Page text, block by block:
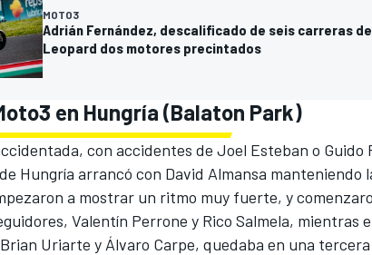
MOTO3
Adrián Fernández, descalificado de seis carreras
Leopard dos motores precintados
en Hungría (Balaton Park)
con accidentes de Joel Esteban o Guido
Hungría arrancó con David Almansa manteniendo
a mostrar un ritmo muy fuerte, y
Valentín Perrone y Rico Salmela, mientras
Uriarte y Álvaro Carpe, quedaba en una